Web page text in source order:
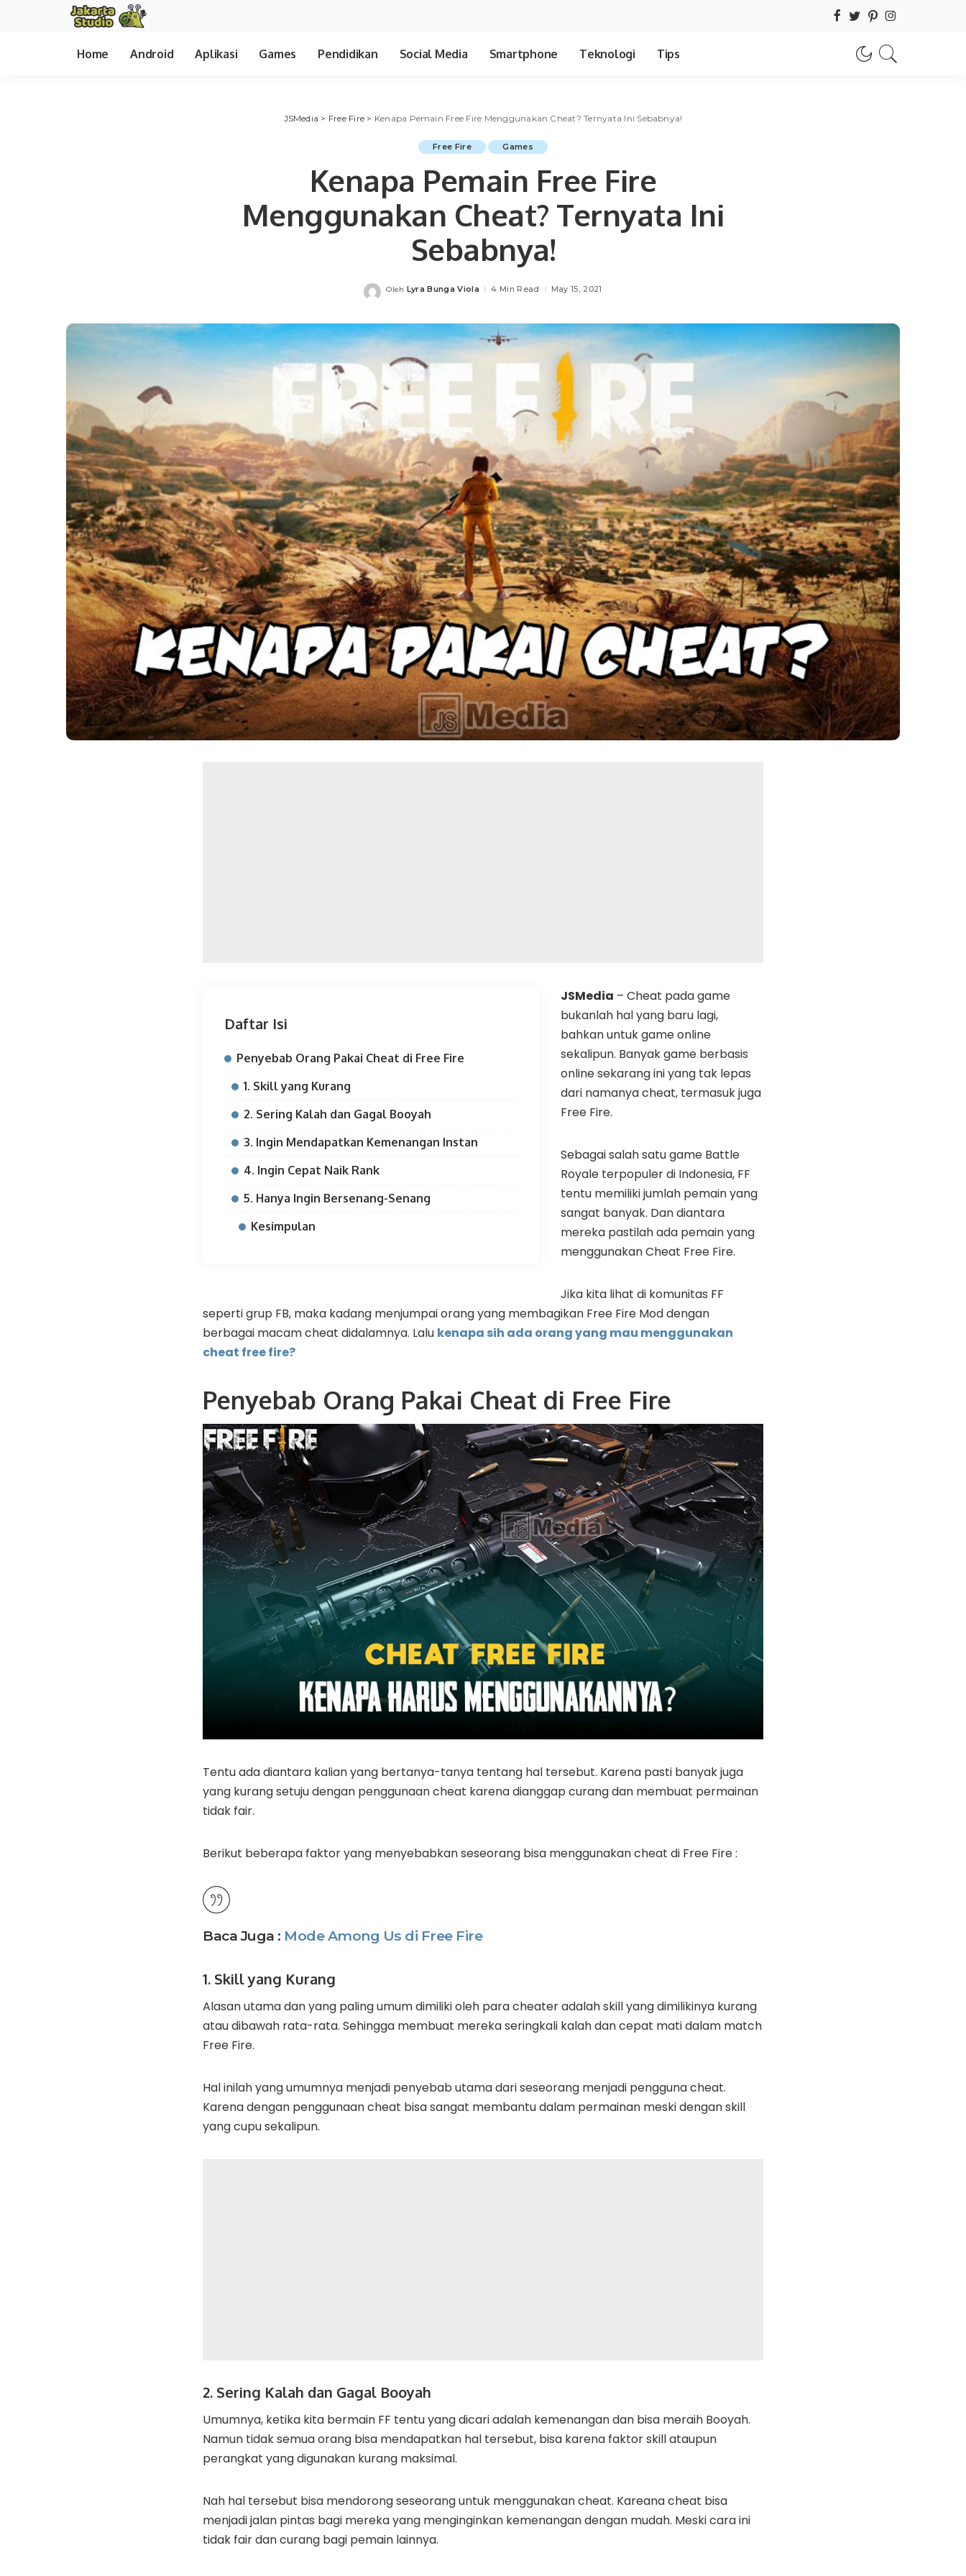
Home Android Aplikasi Games Pendidikan Social Media Smartphone Teknologi Tips
JSMedia > Free Fire > Kenapa Pemain Free Fire Menggunakan Cheat? Ternyata Ini Sebabnya!
Free Fire Games
Kenapa Pemain Free Fire
Menggunakan Cheat? Ternyata Ini
Sebabnya!
Posted
Oleh Lyra Bunga Viola 4 Min Read May 15, 2021
Daftar Isi
Penyebab Orang Pakai Cheat di Free Fire
1. Skill yang Kurang
2. Sering Kalah dan Gagal Booyah
3. Ingin Mendapatkan Kemenangan Instan
4. Ingin Cepat Naik Rank
5. Hanya Ingin Bersenang-Senang
Kesimpulan
JSMedia – Cheat pada game
bukanlah hal yang baru lagi,
bahkan untuk game online
sekalipun. Banyak game berbasis
online sekarang ini yang tak lepas
dari namanya cheat, termasuk juga
Free Fire.
Sebagai salah satu game Battle
Royale terpopuler di Indonesia, FF
tentu memiliki jumlah pemain yang
sangat banyak. Dan diantara
mereka pastilah ada pemain yang
menggunakan Cheat Free Fire.
Jika kita lihat di komunitas FF
seperti grup FB, maka kadang menjumpai orang yang membagikan Free Fire Mod dengan
berbagai macam cheat didalamnya. Lalu kenapa sih ada orang yang mau menggunakan
cheat free fire?
Penyebab Orang Pakai Cheat di Free Fire
Tentu ada diantara kalian yang bertanya-tanya tentang hal tersebut. Karena pasti banyak juga
yang kurang setuju dengan penggunaan cheat karena dianggap curang dan membuat permainan
tidak fair.
Berikut beberapa faktor yang menyebabkan seseorang bisa menggunakan cheat di Free Fire :
Baca Juga : Mode Among Us di Free Fire
1. Skill yang Kurang
Alasan utama dan yang paling umum dimiliki oleh para cheater adalah skill yang dimilikinya kurang
atau dibawah rata-rata. Sehingga membuat mereka seringkali kalah dan cepat mati dalam match
Free Fire.
Hal inilah yang umumnya menjadi penyebab utama dari seseorang menjadi pengguna cheat.
Karena dengan penggunaan cheat bisa sangat membantu dalam permainan meski dengan skill
yang cupu sekalipun.
2. Sering Kalah dan Gagal Booyah
Umumnya, ketika kita bermain FF tentu yang dicari adalah kemenangan dan bisa meraih Booyah.
Namun tidak semua orang bisa mendapatkan hal tersebut, bisa karena faktor skill ataupun
perangkat yang digunakan kurang maksimal.
Nah hal tersebut bisa mendorong seseorang untuk menggunakan cheat. Kareana cheat bisa
menjadi jalan pintas bagi mereka yang menginginkan kemenangan dengan mudah. Meski cara ini
tidak fair dan curang bagi pemain lainnya.